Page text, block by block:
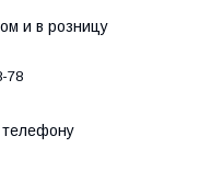
и в розницу
78
телефону